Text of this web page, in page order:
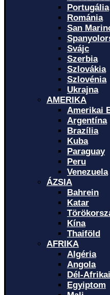
Portugália
Románia
San
Svájc
Szerbia
Szlovákia
Szlovénia
Ukrajna
AMERIKA
Amerikai
Argentína
Brazília
Kuba
Paraguay
Peru
Venezuela
ÁZSIA
Bahrein
Katar
Kína
Thaiföld
AFRIKA
Algéria
Angola
Dél-
Egyiptom